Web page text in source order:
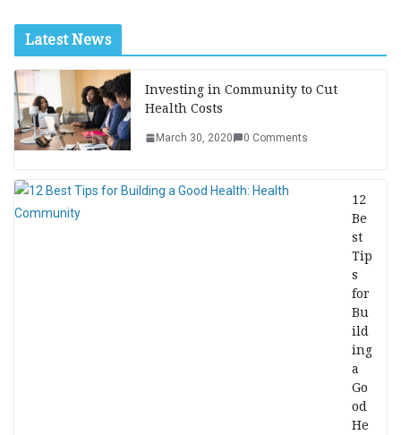
Latest News
Investing in Community to Cut
Health Costs
March 30, 2020 0 Comments
12
Be
st
Tip
s
for
Bu
ild
ing
a
Go
od
He